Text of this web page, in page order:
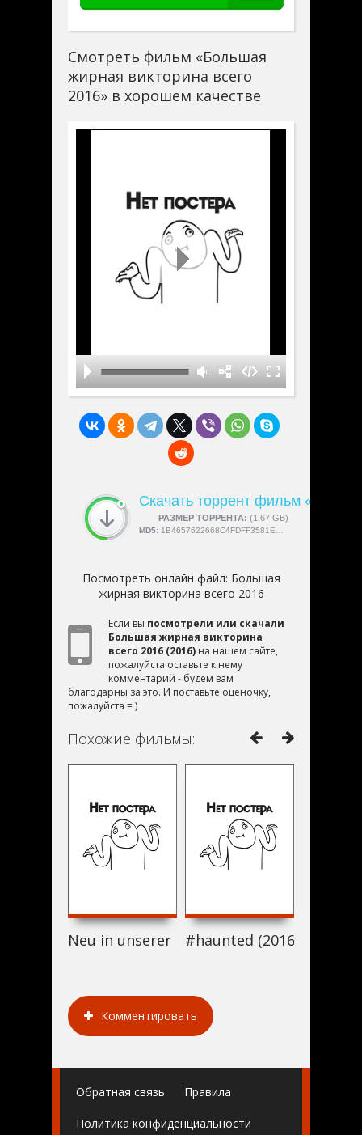
Смотреть фильм «Большая
жирная викторина всего
2016» в хорошем качестве
Скачать торрент фильм
РАЗМЕР ТОРРЕНТА: (1.67 GB)
СКАЧАЛИ:4189
MD5: 1B4657622668C4FDFF3581EC56FDEAC5
Посмотреть онлайн файл: Большая
жирная викторина всего 2016
Если вы посмотрели или скачали
Большая жирная викторина
всего 2016 (2016) на нашем сайте,
пожалуйста оставьте к нему
комментарий - будем вам
благодарны за это. И поставьте оценочку,
пожалуйста = )
Похожие фильмы:
Neu in unserer Familie (2016)
#haunted (2016)
Комментировать
Обратная связь Правила
Политика конфиденциальности